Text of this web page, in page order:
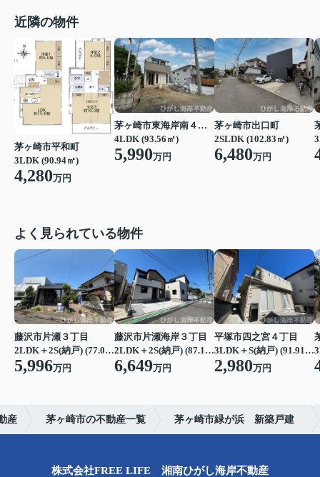
近隣の物件
茅ヶ崎市平和町
3LDK (90.94㎡)
4,280万円
茅ヶ崎市東海岸南４丁目
4LDK (93.56㎡)
5,990万円
茅ヶ崎市出口町
2SLDK (102.83㎡)
6,480万円
よく見られている物件
藤沢市片瀬３丁目
2LDK＋2S(納戸) (77.07㎡)
5,996万円
藤沢市片瀬海岸３丁目
2LDK＋2S(納戸) (87.15㎡)
6,649万円
平塚市四之宮４丁目
3LDK＋S(納戸) (91.91㎡)
2,980万円
産 茅ヶ崎市の不動産一覧 茅ヶ崎市緑が浜 新築戸建
株式会社FREE LIFE 湘南ひがし海岸不動産